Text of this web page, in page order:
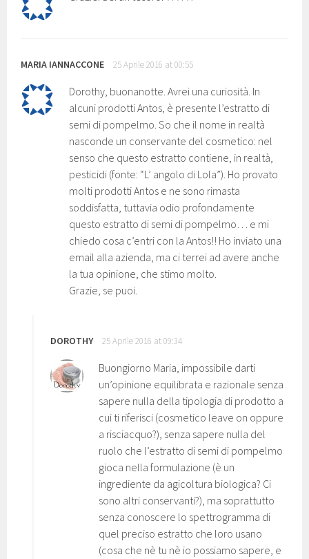
MARIA IANNACCONE 25 Aprile 2016 at 00:55
Dorothy, buonanotte. Avrei una curiosità. In
alcuni prodotti Antos, è presente l’estratto di
semi di pompelmo. So che il nome in realtà
nasconde un conservante del cosmetico: nel
senso che questo estratto contiene, in realtà,
pesticidi (fonte: “L’ angolo di Lola”). Ho provato
molti prodotti Antos e ne sono rimasta
soddisfatta, tuttavia odio profondamente
questo estratto di semi di pompelmo… e mi
chiedo cosa c’entri con la Antos!! Ho inviato una
email alla azienda, ma ci terrei ad avere anche
la tua opinione, che stimo molto.
Grazie, se puoi.
DOROTHY 25 Aprile 2016 at 09:34
Buongiorno Maria, impossibile darti
un’opinione equilibrata e razionale senza
sapere nulla della tipologia di prodotto a
cui ti riferisci (cosmetico leave on oppure
a risciacquo?), senza sapere nulla del
ruolo che l’estratto di semi di pompelmo
gioca nella formulazione (è un
ingrediente da agicoltura biologica? Ci
sono altri conservanti?), ma soprattutto
senza conoscere lo spettrogramma di
quel preciso estratto che loro usano
(cosa che nè tu nè io possiamo sapere, e